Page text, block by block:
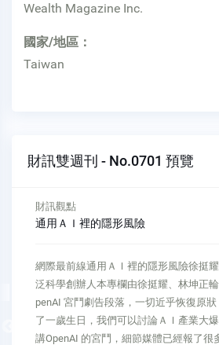
Wealth Magazine Inc.
國家/地區：
Taiwan
財訊雙週刊 - No.0701 預覽
Previous
財訊觀點
免密碼 更安全
數位新金融免密碼 更安全林濬暘／
長、藍天資本共同創辦人深耕數位金融
新數位科技、數位金融多角應用有深刻
在的人們，腦袋要記得的密碼實在太多
外，手機裡的網路銀行起碼有三個，支